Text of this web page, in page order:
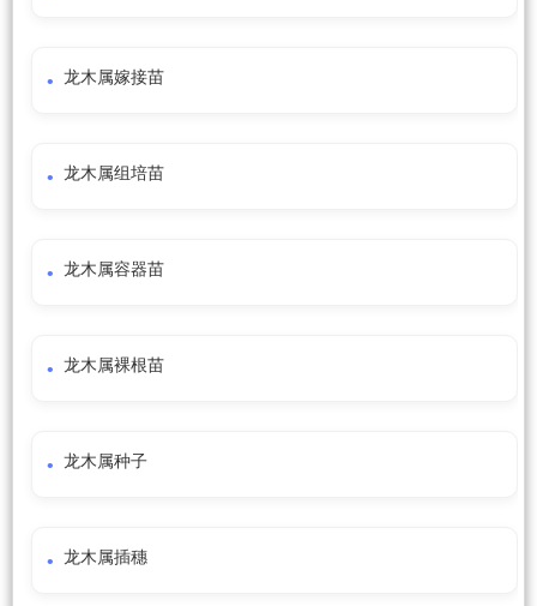
龙木属嫁接苗
龙木属组培苗
龙木属容器苗
龙木属裸根苗
龙木属种子
龙木属插穗